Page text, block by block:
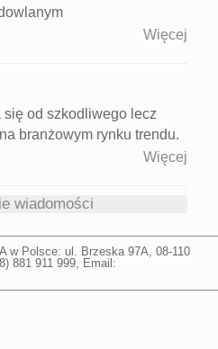
Więcej
się od szkodliwego lecz
branżowym rynku trendu.
Więcej
wiadomości
w Polsce: ul. Brzeska 97A 08-110
881 911 999 , Email: